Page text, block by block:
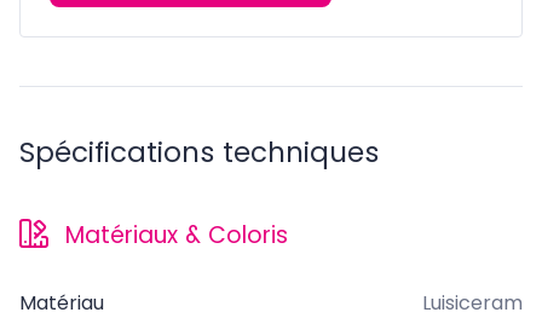
Spécifications techniques
Matériaux & Coloris
Matériau Luisiceram